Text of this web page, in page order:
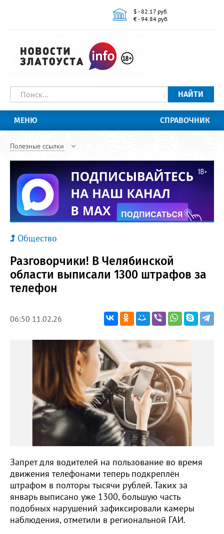
$ - 82.17 руб.
€ - 94.84 руб.
НАЙТИ
МЕНЮ СПРАВОЧНИК
Полезные ссылки
Общество
Разговорчики! В Челябинской
области выписали 1300 штрафов за
телефон
06:50 11.02.26
Запрет для водителей на пользование во время
движения телефонами теперь подкреплён
штрафом в полторы тысячи рублей. Таких за
январь выписано уже 1300, большую часть
подобных нарушений зафиксировали камеры
наблюдения, отметили в региональной ГАИ.